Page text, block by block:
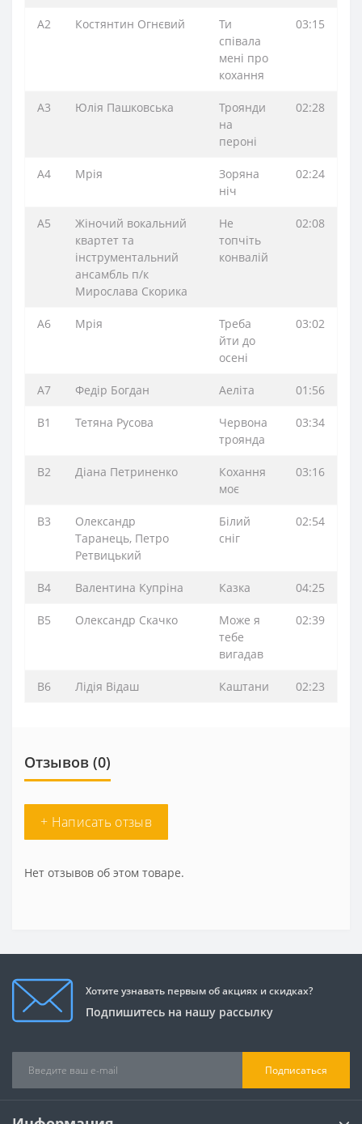
A2 Костянтин Огнєвий
Ти
співала
мені про
кохання
03:15
A3 Юлія Пашковська
Троянди
на
пероні
02:28
A4 Мрія
Зоряна
ніч
02:24
A5
Жіночий вокальний
квартет та
інструментальний
ансамбль п/к
Мирослава Скорика
Не
топчіть
конвалій
02:08
A6 Мрія
Треба
йти до
осені
03:02
A7 Федір Богдан Аеліта 01:56
B1 Тетяна Русова
Червона
троянда
03:34
B2 Діана Петриненко
Кохання
моє
03:16
B3
Олександр
Таранець, Петро
Ретвицький
Білий
сніг
02:54
B4 Валентина Купріна Казка 04:25
B5 Олександр Скачко
Може я
тебе
вигадав
02:39
B6 Лідія Відаш Каштани 02:23
Отзывов (0)
+ Написать отзыв
Нет отзывов об этом товаре.
Хотите узнавать первым об акциях и скидках?
Подпишитесь на нашу рассылку
Подписаться